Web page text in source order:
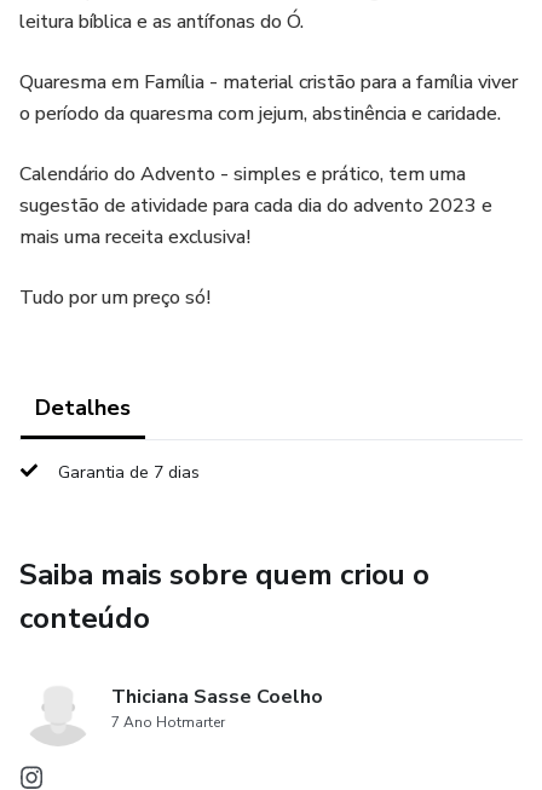
leitura bíblica e as antífonas do Ó.
Quaresma em Família - material cristão para a família viver
o período da quaresma com jejum, abstinência e caridade.
Calendário do Advento - simples e prático, tem uma
sugestão de atividade para cada dia do advento 2023 e
mais uma receita exclusiva!
Tudo por um preço só!
Detalhes
Garantia de 7 dias
Saiba mais sobre quem criou o
conteúdo
Thiciana Sasse Coelho
7 Ano Hotmarter